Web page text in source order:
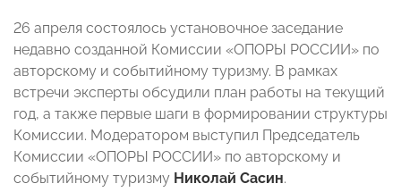
26 апреля состоялось установочное заседание
недавно созданной Комиссии «ОПОРЫ РОССИИ» по
авторскому и событийному туризму. В рамках
встречи эксперты обсудили план работы на текущий
год, а также первые шаги в формировании структуры
Комиссии. Модератором выступил Председатель
Комиссии «ОПОРЫ РОССИИ» по авторскому и
событийному туризму Николай Сасин.